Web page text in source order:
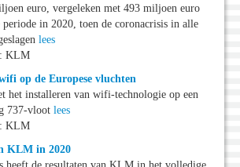
euro, vergeleken met 493 miljoen euro
in 2020, toen de coronacrisis in alle
lees
KLM
op de Europese vluchten
het installeren van wifi-technologie op een
737-vloot lees
KLM
KLM in 2020